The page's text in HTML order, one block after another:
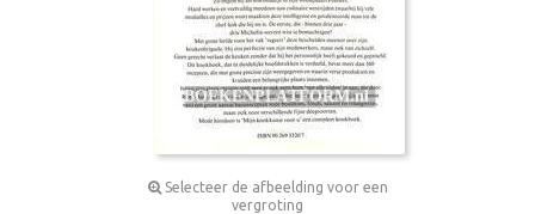
Selecteer de afbeelding voor een
vergroting